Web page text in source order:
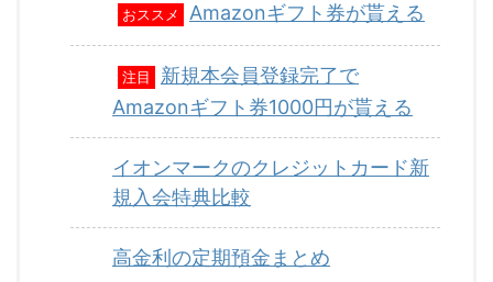
おススメ Amazonギフト券が貰える
注目
新規本会員登録完了で
Amazonギフト券1000円が貰える
イオンマークのクレジットカード新
規入会特典比較
高金利の定期預金まとめ